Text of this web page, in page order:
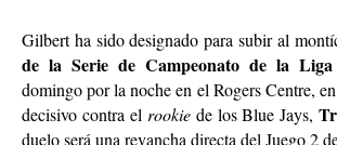
Gilbert ha sido designado para subir al
de la Serie de Campeonato de la Liga
domingo por la noche en el Rogers Centre,
decisivo contra el rookiede los Blue Jays,
duelo será una revancha directa del Juego 2